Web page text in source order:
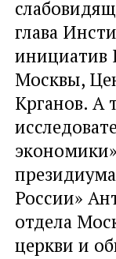
глава
инициатив
Москвы,
Крганов. А
России»
отдела
церкви и